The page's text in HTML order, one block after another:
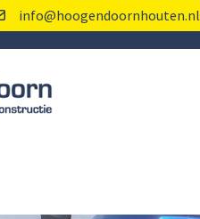
info@hoogendoornhouten.nl